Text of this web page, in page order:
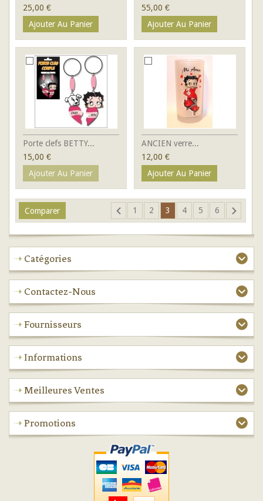
25,00 €
Ajouter Au Panier
55,00 €
Ajouter Au Panier
Porte clefs BETTY...
15,00 €
Ajouter Au Panier
ANCIEN verre...
12,00 €
Ajouter Au Panier
1 2 3 4 5 6
Catégories
Contactez-Nous
Fournisseurs
Informations
Meilleures Ventes
Promotions